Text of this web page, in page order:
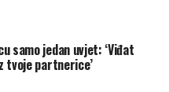
samo jedan uvjet: ‘Viđat
tvoje partnerice’